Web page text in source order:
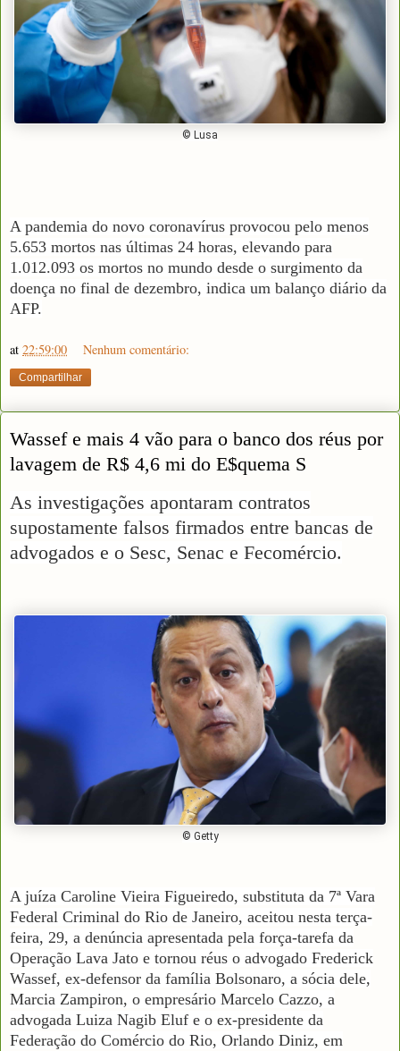
© Lusa
A pandemia do novo coronavírus provocou pelo menos
5.653 mortos nas últimas 24 horas, elevando para
1.012.093 os mortos no mundo desde o surgimento da
doença no final de dezembro, indica um balanço diário da
AFP.
at 22:59:00 Nenhum comentário:
Compartilhar
Wassef e mais 4 vão para o banco dos réus por
lavagem de R$ 4,6 mi do E$quema S
As investigações apontaram contratos
supostamente falsos firmados entre bancas de
advogados e o Sesc, Senac e Fecomércio.
© Getty
A juíza Caroline Vieira Figueiredo, substituta da 7ª Vara
Federal Criminal do Rio de Janeiro, aceitou nesta terça-
feira, 29, a denúncia apresentada pela força-tarefa da
Operação Lava Jato e tornou réus o advogado Frederick
Wassef, ex-defensor da família Bolsonaro, a sócia dele,
Marcia Zampiron, o empresário Marcelo Cazzo, a
advogada Luiza Nagib Eluf e o ex-presidente da
Federação do Comércio do Rio, Orlando Diniz, em